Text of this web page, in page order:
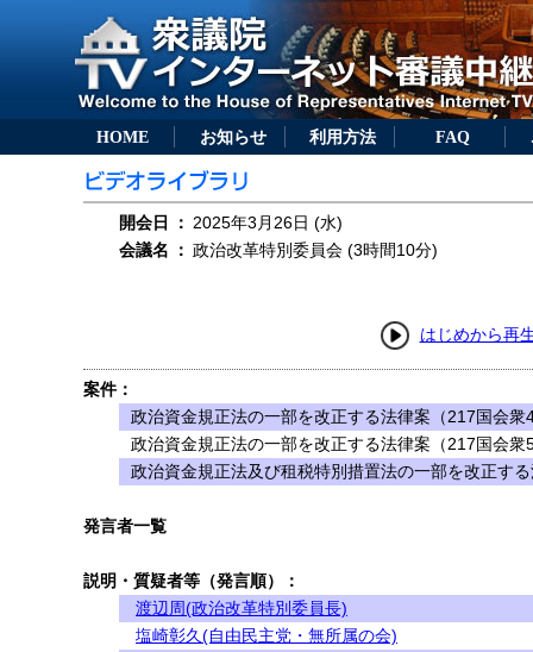
HOME お知らせ 利用方法 FAQ
開会日 ： 2025年3月26日 (水)
会議名
： 政治改革特別委員会 (3時間10分)
はじめから再
案件：
政治資金規正法の一部を改正する法律案（217国会衆
政治資金規正法の一部を改正する法律案（217国会衆
政治資金規正法及び租税特別措置法の一部を改正す
発言者一覧
説明・質疑者等（発言順）：
渡辺周(政治改革特別委員長)
塩崎彰久(自由民主党・無所属の会)